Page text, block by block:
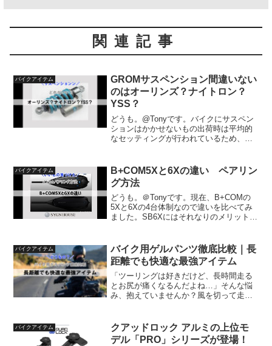
関連記事
バイクアイテム
GROMサスペンション間違いない
のはオーリンズ？ナイトロン？
YSS？
どうも。@Tonyです。バイクにサスペン
ションはかかせないもの出荷時は平均的
なセッティングが行われているため、自
ていない車輌も自分に合ったセッティン
グを行う事で、乗りや...
バイクアイテム
B+COM5Xと6Xの違い ペアリン
グ方法
どうも。＠Tonyです。現在、B+COMの
5Xと6Xの4台体制なので違いを比べてみ
ました。SB6Xにはそれなりのメリット違
線・アプリ・音楽共有実際、それほど使
い込んで...
バイクアイテム
バイク用ゲルパンツ徹底比較｜長
距離でも快適な最強アイテム
「ツーリングは好きだけど、長時間走る
とお尻が痛くなるんだよね…」そんな悩
み、抱えていませんか？風を切って走る
れは、全国のライダーたちが密かに抱え
ている“あるある”問題で...
バイクアイテム
クアッドロック アルミの上位モ
デル「PRO」シリーズが登場！